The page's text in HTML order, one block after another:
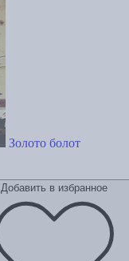
Золото болот
Добавить в избранное